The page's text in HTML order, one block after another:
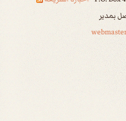
بمدير